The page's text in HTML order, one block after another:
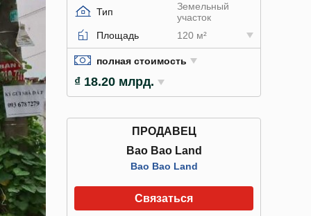
Тип
Земельный
участок
Площадь
120 м²
полная стоимость
₫ 18.20 млрд.
ПРОДАВЕЦ
Bao Bao Land
Bao Bao Land
Связаться